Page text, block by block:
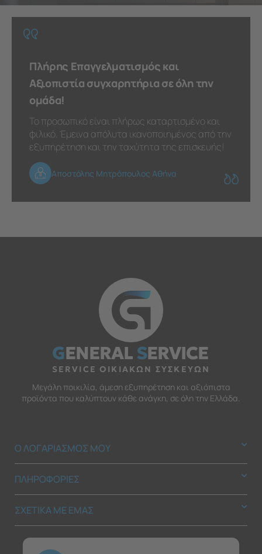
Πλήρης Επαγγελματισμός και
Αξιοπιστία συγχαρητήρια σε όλη την
ομάδα!
Το προσωπικό είναι πλήρως καταρτισμένο και
φιλικό. Έμεινα απόλυτα ικανοποιημένος από την
εξυπηρέτηση και την ταχύτητα της επισκευής!
Αποστόλης Μητρόπουλος Αθήνα
GENERALSERVICE
SERVICE ΟΙΚΙΑΚΩΝ ΣΥΣΚΕΥΩΝ
Μεγάλη ποικιλία, άμεση εξυπηρέτηση και αξιόπιστα
προϊόντα που καλύπτουν κάθε ανάγκη, σε όλη την Ελλάδα.
Ο ΛΟΓΑΡΙΑΣΜΟΣ ΜΟΥ
ΠΛΗΡΟΦΟΡΙΕΣ
ΣΧΕΤΙΚΑ ΜΕ ΕΜΑΣ